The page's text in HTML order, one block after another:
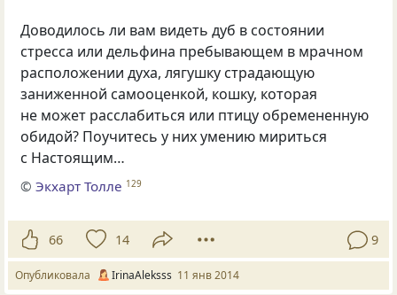
Доводилось ли вам видеть дуб в состоянии
стресса или дельфина пребывающем в мрачном
расположении духа, лягушку страдающую
заниженной самооценкой, кошку, которая
не может расслабиться или птицу обремененную
обидой? Поучитесь у них умению мириться
с Настоящим…
©Экхарт Толле 129
66 14 9
Опубликовала IrinaAleksss 11 янв 2014